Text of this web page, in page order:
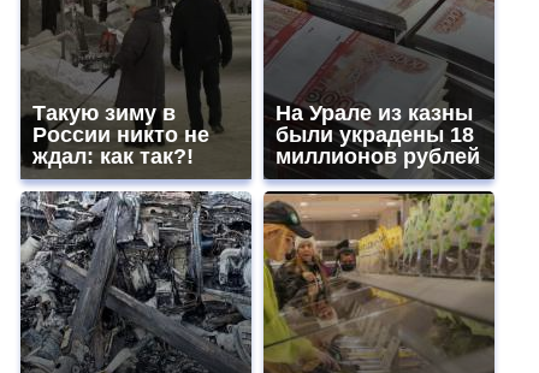
Такую зиму в
России никто не
ждал: как так?!
На Урале из казны
были украдены 18
миллионов рублей